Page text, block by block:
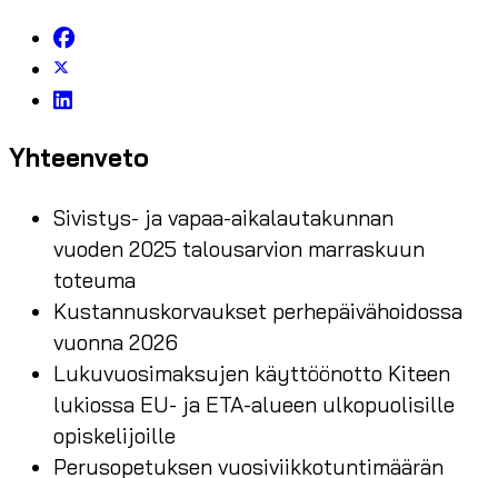
Yhteenveto
Sivistys- ja vapaa-aikalautakunnan
vuoden 2025 talousarvion marraskuun
toteuma
Kustannuskorvaukset perhepäivähoidossa
vuonna 2026
Lukuvuosimaksujen käyttöönotto Kiteen
lukiossa EU- ja ETA-alueen ulkopuolisille
opiskelijoille
Perusopetuksen vuosiviikkotuntimäärän